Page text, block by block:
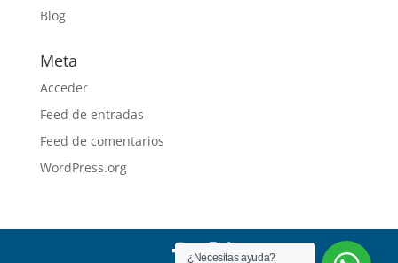
Blog
Meta
Acceder
Feed de entradas
Feed de comentarios
WordPress.org
¿Necesitas ayuda?